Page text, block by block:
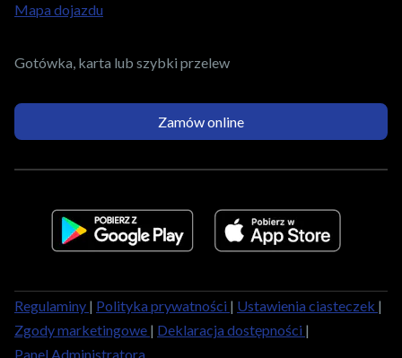
Mapa dojazdu
Gotówka, karta lub szybki przelew
Zamów online
Regulaminy | Polityka prywatności | Ustawienia ciasteczek |
Zgody marketingowe | Deklaracja dostępności |
Panel Administratora